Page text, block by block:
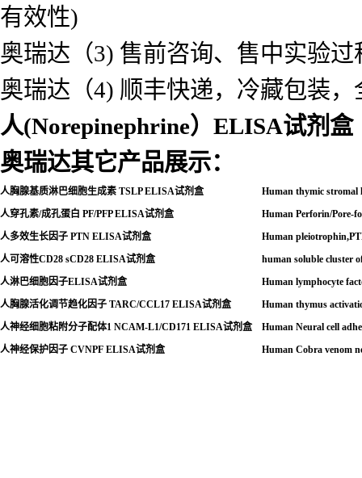
有效性)
奥瑞达（3) 售前咨询、售中实验
奥瑞达（4) 顺丰快递，冷藏包装，
人(Norepinephrine）ELISA试剂盒
奥瑞达其它产品展示：
人胸腺基质淋巴细胞生成素 TSLP ELISA试剂盒
Human thymic
人穿孔素/成孔蛋白 PF/PFP ELISA试剂盒
Human Perforin/Pore-
人多效生长因子 PTN ELISA试剂盒
Human
人可溶性CD28 sCD28 ELISA试剂盒
human soluble cluster
人淋巴细胞因子ELISA试剂盒
Human lymphocyte
人胸腺活化调节趋化因子 TARC/CCL17 ELISA试剂盒
Human thymus
人神经细胞粘附分子配体1 NCAM-L1/CD171 ELISA试剂盒
Human Neural cell
人神经保护因子 CVNPF ELISA试剂盒 Human Cobra venom